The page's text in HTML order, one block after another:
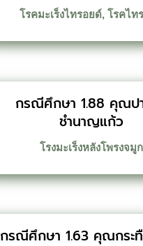
โรคมะเร็งไทรอยด์, โรคไท
กรณีศึกษา 1.88 คุณป
ชำนาญแก้ว
โรงมะเร็งหลังโพรงจมูก
กรณีศึกษา 1.63 คุณกระ